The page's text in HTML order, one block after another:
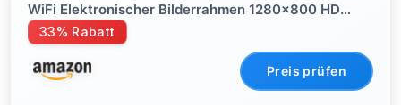
WiFi Elektronischer Bilderrahmen 1280x800 HD
intelligenter Touchscreen, Automatische Drehung,
mühelose Fernkonfiguration über die AiMOR-App,
Schwarz
33% Rabatt
Preis prüfen